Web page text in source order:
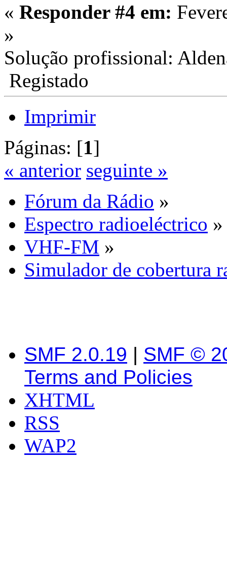
« Responder #4 em:
»
Solução profissional:
Registado
Imprimir
Páginas: [1]
« anterior seguinte »
Fórum da Rádio »
Espectro radioeléctrico »
VHF-FM »
Simulador de cobertura
SMF 2.0.19 | SMF ©
Terms and Policies
XHTML
RSS
WAP2